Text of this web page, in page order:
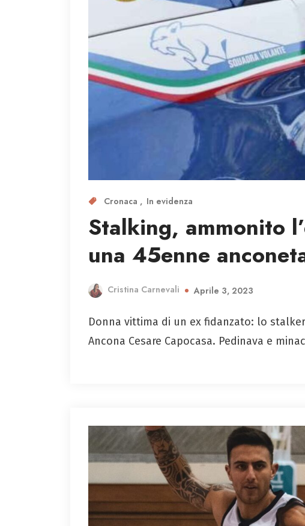
Cronaca In evidenza
Stalking, ammonito
una 45enne
Cristina Carnevali Aprile 3, 2023
Donna vittima di un ex fidanzato: lo
Ancona Cesare Capocasa. Pedinava e